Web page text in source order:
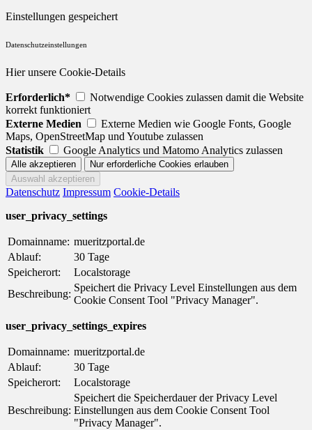
Einstellungen gespeichert
Datenschutzeinstellungen
Hier unsere Cookie-Details
Erforderlich*
Notwendige Cookies zulassen damit die Website
korrekt funktioniert
Externe Medien
Externe Medien wie Google Fonts, Google
Maps, OpenStreetMap und Youtube zulassen
Statistik
Google Analytics und Matomo Analytics zulassen
Datenschutz Impressum Cookie-Details
user_privacy_settings
Domainname: mueritzportal.de
Ablauf:
30 Tage
Speicherort:
Localstorage
Beschreibung:
Speichert die Privacy Level Einstellungen aus dem
Cookie Consent Tool "Privacy Manager".
user_privacy_settings_expires
Domainname: mueritzportal.de
Ablauf:
30 Tage
Speicherort:
Localstorage
Beschreibung:
Speichert die Speicherdauer der Privacy Level
Einstellungen aus dem Cookie Consent Tool
"Privacy Manager".